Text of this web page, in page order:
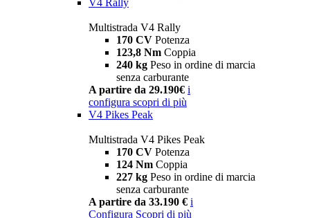
V4 Rally
Multistrada V4 Rally
170 CV Potenza
123,8 Nm Coppia
240 kg Peso in ordine di marcia
senza carburante
A partire da 29.190€ i
configura scopri di più
V4 Pikes Peak
Multistrada V4 Pikes Peak
170 CV Potenza
124 Nm Coppia
227 kg Peso in ordine di marcia
senza carburante
A partire da 33.190 € i
Configura Scopri di più